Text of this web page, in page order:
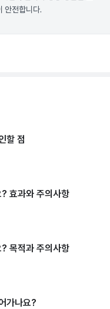
안전합니다.
할 점
효과와 주의사항
목적과 주의사항
가나요?